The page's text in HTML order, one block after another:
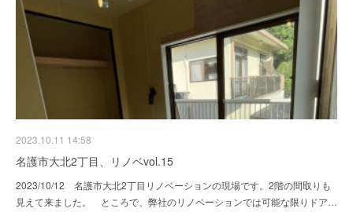
2023.10.11 14:58
名護市大北2丁目、リノベvol.15
2023/10/12 名護市大北2丁目リノベーションの現場です。2階の間取りも
見えて来ました。 ところで、弊社のリノベーションでは可能な限りドア…